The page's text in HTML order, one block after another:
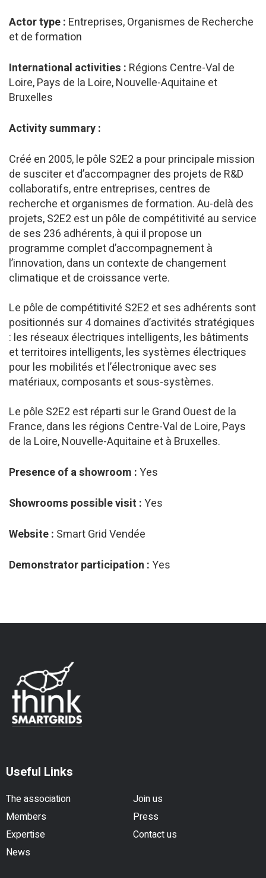
Actor type : Entreprises, Organismes de Recherche
et de formation
International activities : Régions Centre-Val de
Loire, Pays de la Loire, Nouvelle-Aquitaine et
Bruxelles
Activity summary :
Créé en 2005, le pôle S2E2 a pour principale mission
de susciter et d’accompagner des projets de R&D
collaboratifs, entre entreprises, centres de
recherche et organismes de formation. Au-delà des
projets, S2E2 est un pôle de compétitivité au service
de ses 236 adhérents, à qui il propose un
programme complet d’accompagnement à
l’innovation, dans un contexte de changement
climatique et de croissance verte.
Le pôle de compétitivité S2E2 et ses adhérents sont
positionnés sur 4 domaines d’activités stratégiques
: les réseaux électriques intelligents, les bâtiments
et territoires intelligents, les systèmes électriques
pour les mobilités et l’électronique avec ses
matériaux, composants et sous-systèmes.
Le pôle S2E2 est réparti sur le Grand Ouest de la
France, dans les régions Centre-Val de Loire, Pays
de la Loire, Nouvelle-Aquitaine et à Bruxelles.
Presence of a showroom :Yes
Showrooms possible visit :Yes
Website : Smart Grid Vendée
Demonstrator participation :Yes
Useful Links
The association
Join us
Members
Press
Expertise
Contact us
News